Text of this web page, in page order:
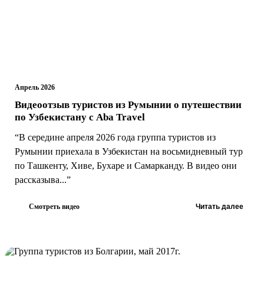
Апрель 2026
Видеоотзыв туристов из Румынии о путешествии
по Узбекистану с Aba Travel
“В середине апреля 2026 года группа туристов из
Румынии приехала в Узбекистан на восьмидневный тур
по Ташкенту, Хиве, Бухаре и Самарканду. В видео они
рассказыва...”
Смотреть видео Читать далее